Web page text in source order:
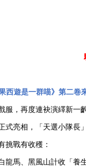
西遊是一群喵》第二
服，再度連袂演繹新一
式亮相，「天選小隊長
挑戰有收穫：
龍馬、黑風山計收「